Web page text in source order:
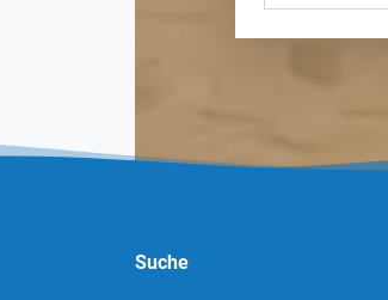
Suche